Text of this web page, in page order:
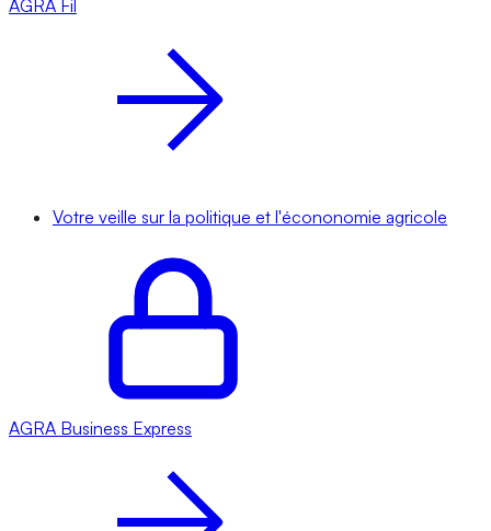
AGRA Fil
Votre veille sur la politique et l'écononomie agricole
AGRA Business Express